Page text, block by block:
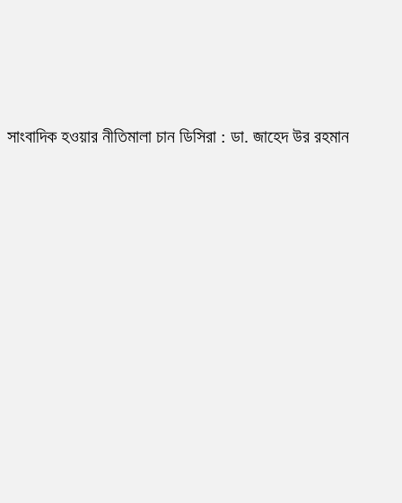
সাংবাদিক হওয়ার নীতিমালা চান ডিসিরা : ডা. জাহেদ উর রহমান